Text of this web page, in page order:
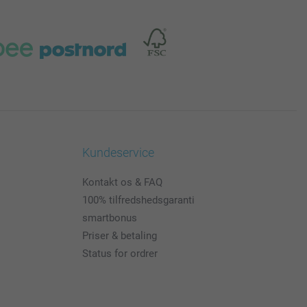
Kundeservice
Kontakt os & FAQ
100% tilfredshedsgaranti
smartbonus
Priser & betaling
Status for ordrer